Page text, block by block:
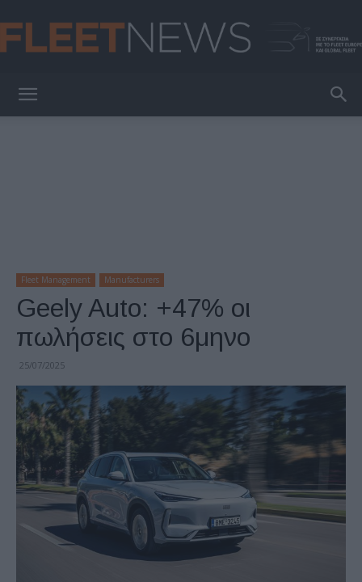
Fleet Management Manufacturers
Geely Auto: +47% οι
πωλήσεις στο 6μηνο
25/07/2025